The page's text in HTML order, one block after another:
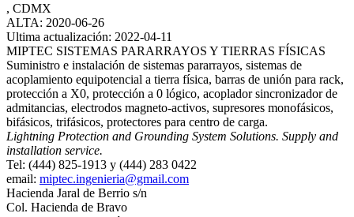
, CDMX
ALTA: 2020-06-26
Ultima actualización: 2022-04-11
MIPTEC SISTEMAS PARARRAYOS Y TIERRAS FÍSICAS
Suministro e instalación de sistemas pararrayos, sistemas de
acoplamiento equipotencial a tierra física, barras de unión para rack,
protección a X0, protección a 0 lógico, acoplador sincronizador de
admitancias, electrodos magneto-activos, supresores monofásicos,
bifásicos, trifásicos, protectores para centro de carga.
Lightning Protection and Grounding System Solutions. Supply and
installation service.
Tel: (444) 825-1913 y (444) 283 0422
email: miptec.ingenieria@gmail.com
Hacienda Jaral de Berrio s/n
Col. Hacienda de Bravo